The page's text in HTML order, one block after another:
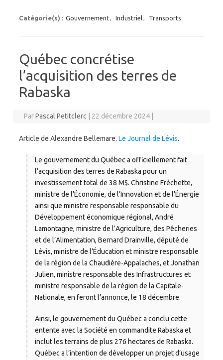
Catégorie(s) : Gouvernement, Industriel, Transports
Québec concrétise
l’acquisition des terres de
Rabaska
ParPascal Petitclerc 22 décembre 2024
Article de Alexandre Bellemare. Le Journal de Lévis.
Le gouvernement du Québec a officiellement fait
l’acquisition des terres de Rabaska pour un
investissement total de 38 M$. Christine Fréchette,
ministre de l’Économie, de l’Innovation et de l’Énergie
ainsi que ministre responsable responsable du
Développement économique régional, André
Lamontagne, ministre de l’Agriculture, des Pêcheries
et de l’Alimentation, Bernard Drainville, député de
Lévis, ministre de l’Éducation et ministre responsable
de la région de la Chaudière-Appalaches, et Jonathan
Julien, ministre responsable des Infrastructures et
ministre responsable de la région de la Capitale-
Nationale, en feront l’annonce, le 18 décembre.
Ainsi, le gouvernement du Québec a conclu cette
entente avec la Société en commandite Rabaska et
inclut les terrains de plus 276 hectares de Rabaska.
Québec a l’intention de développer un projet d’usage